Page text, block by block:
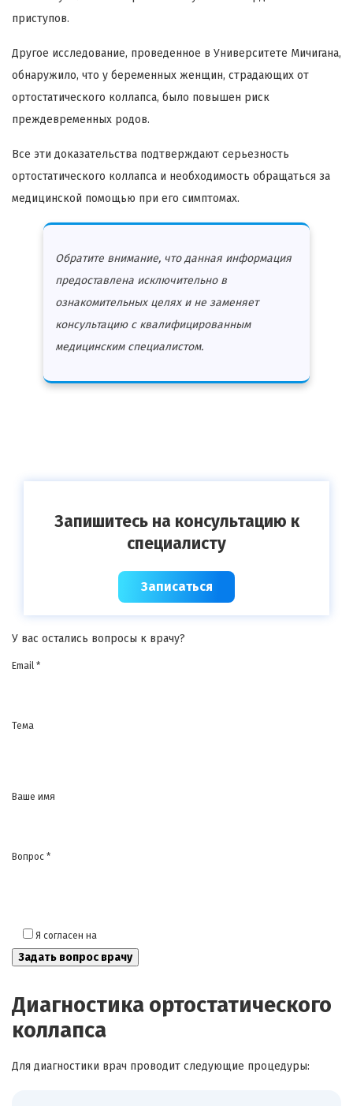
приступов.
Другое исследование, проведенное в Университете Мичигана,
обнаружило, что у беременных женщин, страдающих от
ортостатического коллапса, было повышен риск
преждевременных родов.
Все эти доказательства подтверждают серьезность
ортостатического коллапса и необходимость обращаться за
медицинской помощью при его симптомах.
Обратите внимание, что данная информация
предоставлена исключительно в
ознакомительных целях и не заменяет
консультацию с квалифицированным
медицинским специалистом.
Запишитесь на консультацию к
специалисту
Записаться
У вас остались вопросы к врачу?
Email *
Тема
Ваше имя
Вопрос *
Я согласен на
Диагностика ортостатического
коллапса
Для диагностики врач проводит следующие процедуры: